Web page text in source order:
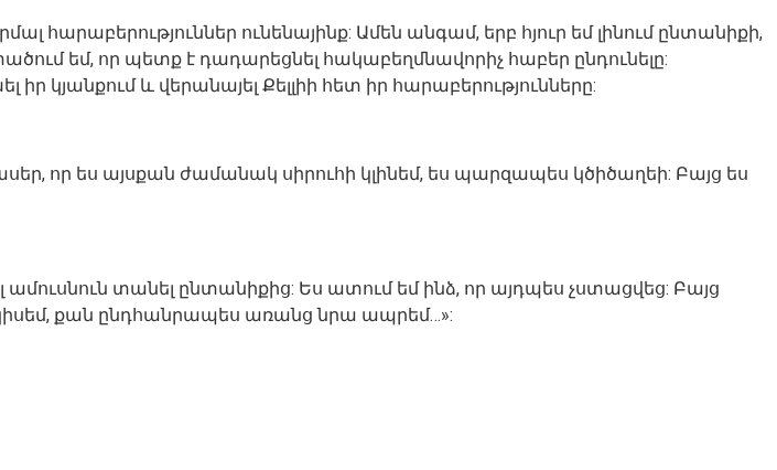
հարաբերություններ ունենայինք: Ամեն անգամ, երբ հյուր եմ լինում ընտանիքի,
եմ, որ պետք է դադարեցնել հակաբեղմնավորիչ հաբեր ընդունելը:
կյանքում և վերանայել Քելլիի հետ իր հարաբերությունները:
որ ես այսքան ժամանակ սիրուհի կլինեմ, ես պարզապես կծիծաղեի: Բայց ես
ամուսնուն տանել ընտանիքից: Ես ատում եմ ինձ, որ այդպես չստացվեց: Բայց
կիսեմ, քան ընդհանրապես առանց նրա ապրեմ…»: